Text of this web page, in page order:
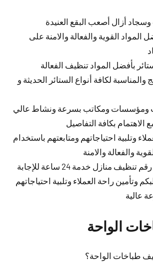
أزال أصعب البقع العنيدة
المواد القوية والفعالة والامنة على
بأفضل المواد تنظيف الفعالة
والمناسبة لكافة أنواع الستائر الحديثة و
ومؤسسات ومكاتب بسرعة ونشاط عالي
الاهتمام بكافة التفاصيل
وتلبية احتياجاتهم ومتابعتهم باستخدام
والفعالة والامنة
اتصلوا بنا على رقم تنظيف منازل خدمة 24 ساعة للإجابة
وتأمين راحة العملاء وتلبية احتياجاتهم
عالية
الواحة
طباخات الواحة؟